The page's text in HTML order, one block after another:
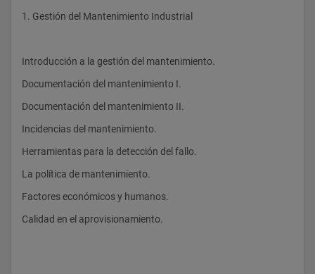
Conocer de forma general qué es un sistema SCADA.
La situación actual en el mercado laboral en el sector
industrial requiere profesionales altamente cualificados y
polivalentes, capaces de liderar tanto cometidos técnicos
como responsabilidades de gestión.
Un experto en mantenimiento industrial debe saber planificar y
programar las actividades de mantenimiento, la gestión de
averías, el desarrollo de mejoras para la reducción de costes y
el aumento de la eficiencia.
La evolución de las distintas tecnologías impone que los
técnicos de mantenimiento estén en continua formación y
1. Gestión del Mantenimiento Industrial
Introducción a la gestión del mantenimiento.
Documentación del mantenimiento I.
Documentación del mantenimiento II.
Incidencias del mantenimiento.
Herramientas para la detección del fallo.
La política de mantenimiento.
Factores económicos y humanos.
Calidad en el aprovisionamiento.